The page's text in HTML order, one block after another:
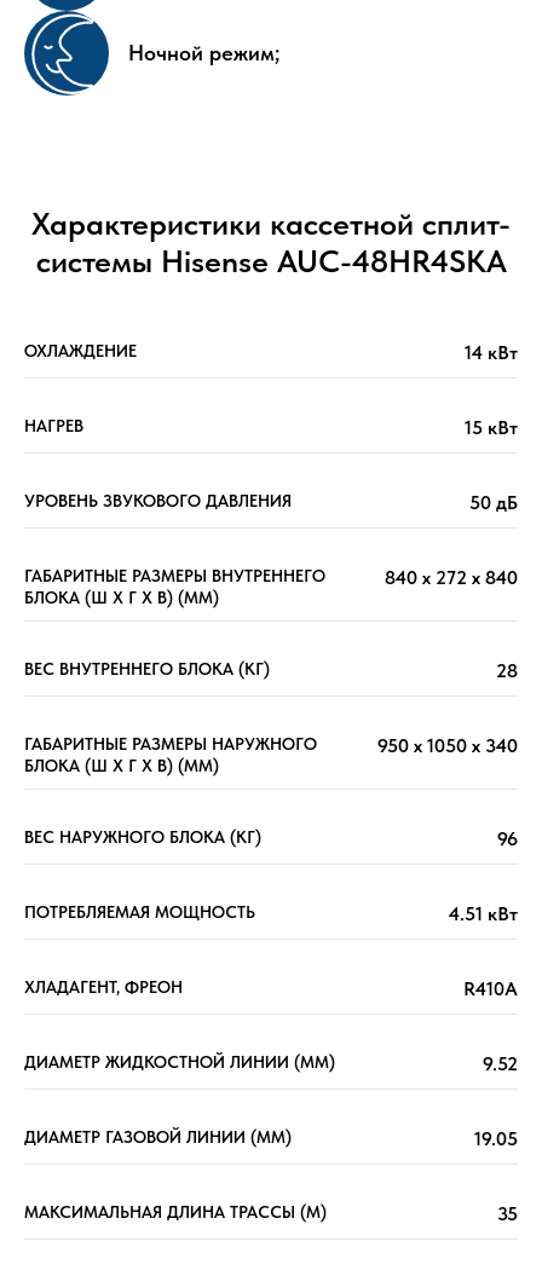
Ночной режим;
Характеристики кассетной сплит-
системы Hisense AUC-48HR4SKA
ОХЛАЖДЕНИЕ 14 кВт
НАГРЕВ 15 кВт
УРОВЕНЬ ЗВУКОВОГО ДАВЛЕНИЯ 50 дБ
ГАБАРИТНЫЕ РАЗМЕРЫ ВНУТРЕННЕГО
БЛОКА (Ш X Г X В) (ММ)
840 x 272 x 840
ВЕС ВНУТРЕННЕГО БЛОКА (КГ) 28
ГАБАРИТНЫЕ РАЗМЕРЫ НАРУЖНОГО
БЛОКА (Ш X Г X В) (ММ)
950 x 1050 x 340
ВЕС НАРУЖНОГО БЛОКА (КГ) 96
ПОТРЕБЛЯЕМАЯ МОЩНОСТЬ 4.51 кВт
ХЛАДАГЕНТ, ФРЕОН R410A
ДИАМЕТР ЖИДКОСТНОЙ ЛИНИИ (ММ) 9.52
ДИАМЕТР ГАЗОВОЙ ЛИНИИ (ММ) 19.05
МАКСИМАЛЬНАЯ ДЛИНА ТРАССЫ (М) 35